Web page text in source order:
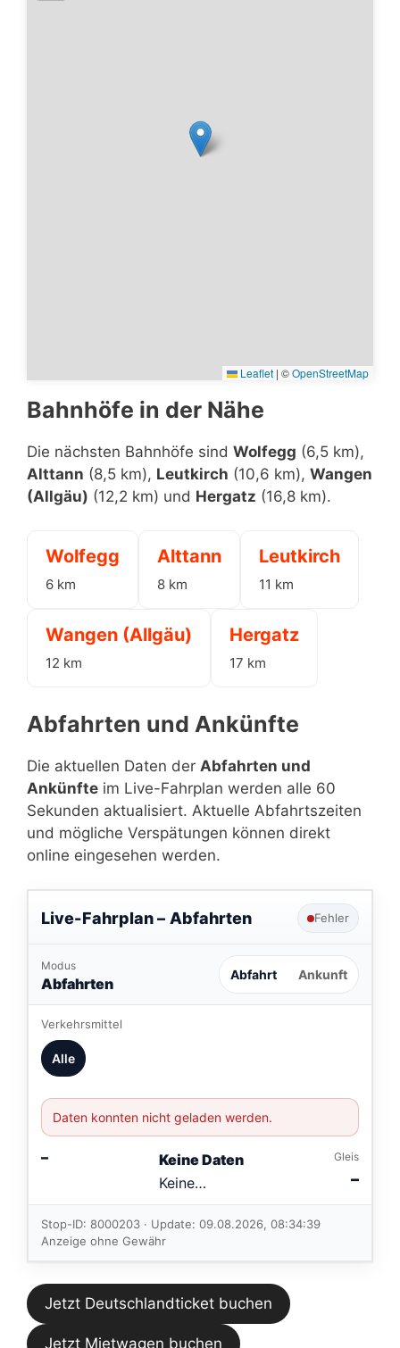
Leaflet | ©OpenStreetMap
Bahnhöfe in der Nähe
Die nächsten Bahnhöfe sind Wolfegg (6,5 km),
Alttann (8,5 km), Leutkirch (10,6 km), Wangen
(Allgäu) (12,2 km) und Hergatz (16,8 km).
Wolfegg
6 km
Alttann
8 km
Leutkirch
11 km
Wangen (Allgäu)
12 km
Hergatz
17 km
Abfahrten und Ankünfte
Die aktuellen Daten der Abfahrten und
Ankünfte im Live-Fahrplan werden alle 60
Sekunden aktualisiert. Aktuelle Abfahrtszeiten
und mögliche Verspätungen können direkt
online eingesehen werden.
Live-Fahrplan – Abfahrten Fehler
Modus
Abfahrten Abfahrt Ankunft
Verkehrsmittel
Alle
Daten konnten nicht geladen werden.
–
Keine Daten
Keine
Verbindungen
im aktuellen
Feed.
Gleis
–
Stop-ID: 8000203 · Update: 09.08.2026, 08:34:39
Anzeige ohne Gewähr
Jetzt Deutschlandticket buchen
Jetzt Mietwagen buchen